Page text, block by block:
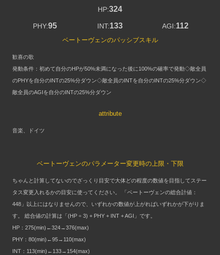
HP:324
PHY:95 INT:133 AGI:112
ベートーヴェンのパッシブスキル
歓喜の歌
発動条件：初めて自分のHPが50%未満になった後に100%の確率で発動◇敵全員
のPHYを自分のINTの25%分ダウン◇敵全員のINTを自分のINTの25%分ダウン◇
敵全員のAGIを自分のINTの25%分ダウン
attribute
音楽、ドイツ
ベートーヴェンのパラメーター変更時の上限・下限
ちゃんと計算してないのでざっくり目安で大体どの程度の数値を目指してステー
タス変更入れるかの目安に使ってください。 「ベートーヴェンの総合計値：
448」以上にはなりませんので、いずれかの数値が上がればいずれかが下がりま
す。 総合値の計算は「(HP ÷ 3) + PHY + INT + AGI」です。
HP：275(min)←324→376(max)
PHY：80(min)←95→110(max)
INT：113(min)←133→154(max)